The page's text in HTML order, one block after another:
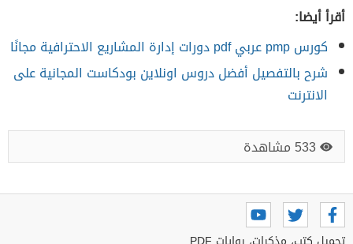
أقرأ أيضا:
كورس pmp عربي pdf دورات إدارة المشاريع الاحترافية مجانًا
شرح بالتفصيل أفضل دروس اونلاين بودكاست المجانية على
الانترنت
533 مشاهدة